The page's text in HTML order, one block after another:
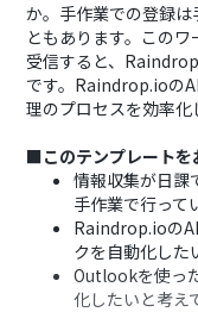
か。手作業での登録
ともあります。この
受信すると、
です。Raindrop.ioの
理のプロセスを効率化
■このテンプレートを
情報収集が日
手作業で行って
Raindrop.ioの
クを自動化した
Outlookを使っ
化したいと考え